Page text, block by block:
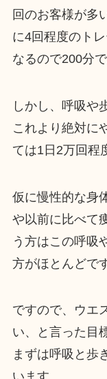
回のお客様が多
に4回程度のト
なるので200分
しかし、呼吸や
これより絶対に
ては1日2万回程
仮に慢性的な身
や以前に比べて
う方はこの呼吸
方がほとんどで
ですので、ウエ
い、と言った目
まずは呼吸と歩